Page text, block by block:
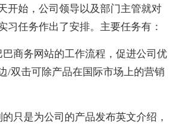
始，公司领导以及部门主管就对
习任务作出了安排。主要任务有：
商务网站的工作流程，促进公司优
/双击可除产品在国际市场上的营销
是为公司的产品发布英文介绍，